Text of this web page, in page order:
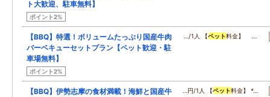
ト大歓迎、駐車無料】
ポイント2%
【BBQ】特選！ボリュームたっぷり国産牛肉
バーベキューセットプラン【ペット歓迎・駐
車場無料】
ポイント2%
…/1人 【ペット料金】 …
【BBQ】伊勢志摩の食材満載！海鮮と国産牛
…円/1人 【ペット料金】 *…